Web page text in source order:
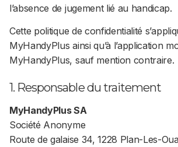
l’absence de jugement lié au handicap.
Cette politique de confidentialité
MyHandyPlus ainsi qu’à l’application
MyHandyPlus, sauf mention contraire.
1. Responsable du traitement
MyHandyPlus SA
Société Anonyme
Route de galaise 34, 1228 Plan-Les-